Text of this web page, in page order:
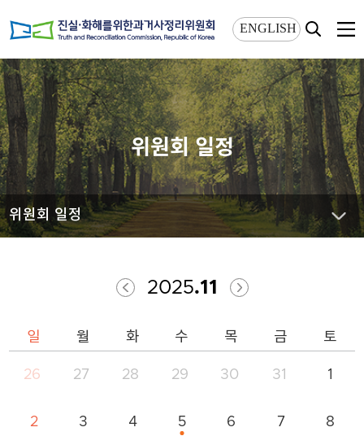
ENGLISH
위원회 일정
위원회 일정
2025.11
일 월 화 수 목 금 토
26 27 28 29 30 31 1
2 3 4 5 6 7 8